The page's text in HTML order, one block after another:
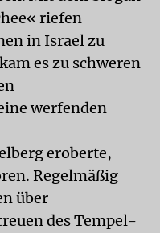
riefen
in Israel zu
es zu schweren
werfenden
eroberte,
Regelmäßig
über
des Tempel-